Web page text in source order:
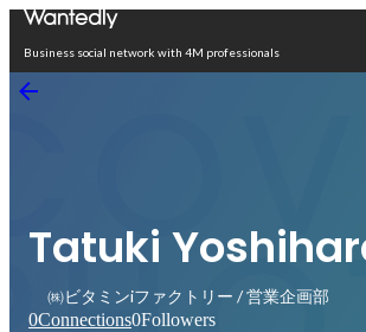
Business social network with 4M professionals
Tatuki
㈱ビタミンiファクトリー / 営業企画部
0Connections0Followers